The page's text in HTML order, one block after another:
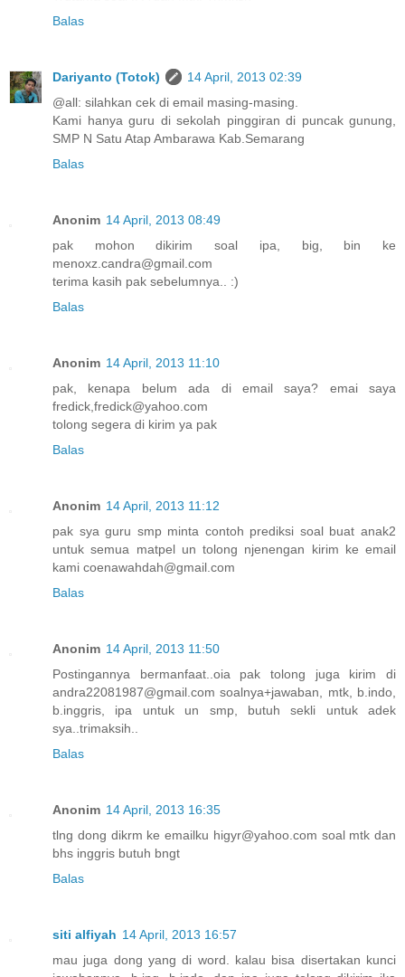
Balas
Dariyanto (Totok)
14 April, 2013 02:39
@all: silahkan cek di email masing-masing.
Kami hanya guru di sekolah pinggiran di puncak gunung,
SMP N Satu Atap Ambarawa Kab.Semarang
Balas
Anonim 14 April, 2013 08:49
pak mohon dikirim soal ipa, big, bin ke
menoxz.candra@gmail.com
terima kasih pak sebelumnya.. :)
Balas
Anonim 14 April, 2013 11:10
pak, kenapa belum ada di email saya? emai saya
fredick,fredick@yahoo.com
tolong segera di kirim ya pak
Balas
Anonim 14 April, 2013 11:12
pak sya guru smp minta contoh prediksi soal buat anak2
untuk semua matpel un tolong njenengan kirim ke email
kami coenawahdah@gmail.com
Balas
Anonim 14 April, 2013 11:50
Postingannya bermanfaat..oia pak tolong juga kirim di
andra22081987@gmail.com soalnya+jawaban, mtk, b.indo,
b.inggris, ipa untuk un smp, butuh sekli untuk adek
sya..trimaksih..
Balas
Anonim 14 April, 2013 16:35
tlng dong dikrm ke emailku higyr@yahoo.com soal mtk dan
bhs inggris butuh bngt
Balas
siti alfiyah 14 April, 2013 16:57
mau juga dong yang di word. kalau bisa disertakan kunci